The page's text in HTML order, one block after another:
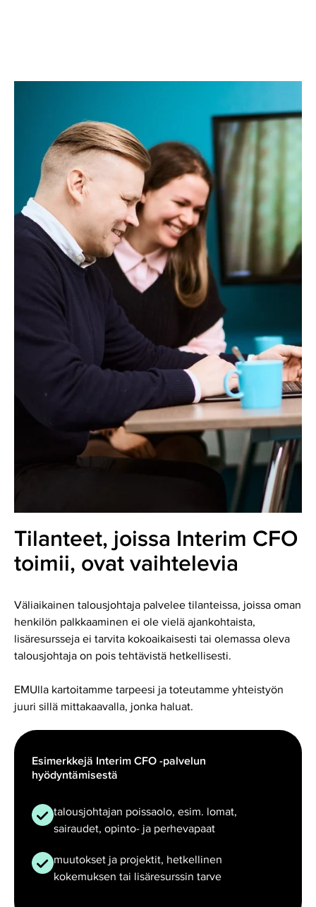
Tilanteet, joissa Interim CFO
toimii, ovat vaihtelevia
Väliaikainen talousjohtaja palvelee tilanteissa, joissa oman
henkilön palkkaaminen ei ole vielä ajankohtaista,
lisäresursseja ei tarvita kokoaikaisesti tai olemassa oleva
talousjohtaja on pois tehtävistä hetkellisesti.
EMUlla kartoitamme tarpeesi ja toteutamme yhteistyön
juuri sillä mittakaavalla, jonka haluat.
Esimerkkejä Interim CFO -palvelun
hyödyntämisestä
talousjohtajan poissaolo, esim. lomat,
sairaudet, opinto- ja perhevapaat
muutokset ja projektit, hetkellinen
kokemuksen tai lisäresurssin tarve